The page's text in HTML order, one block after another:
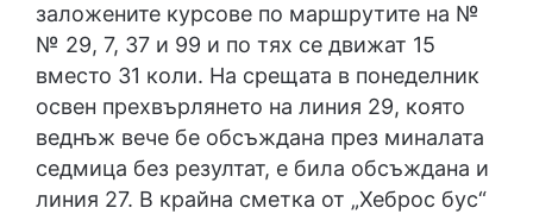
заложените курсове по маршрутите на №
№ 29, 7, 37 и 99 и по тях се движат 15
вместо 31 коли. На срещата в понеделник
освен прехвърлянето на линия 29, която
веднъж вече бе обсъждана през миналата
седмица без резултат, е била обсъждана и
линия 27. В крайна сметка от „Хеброс бус“